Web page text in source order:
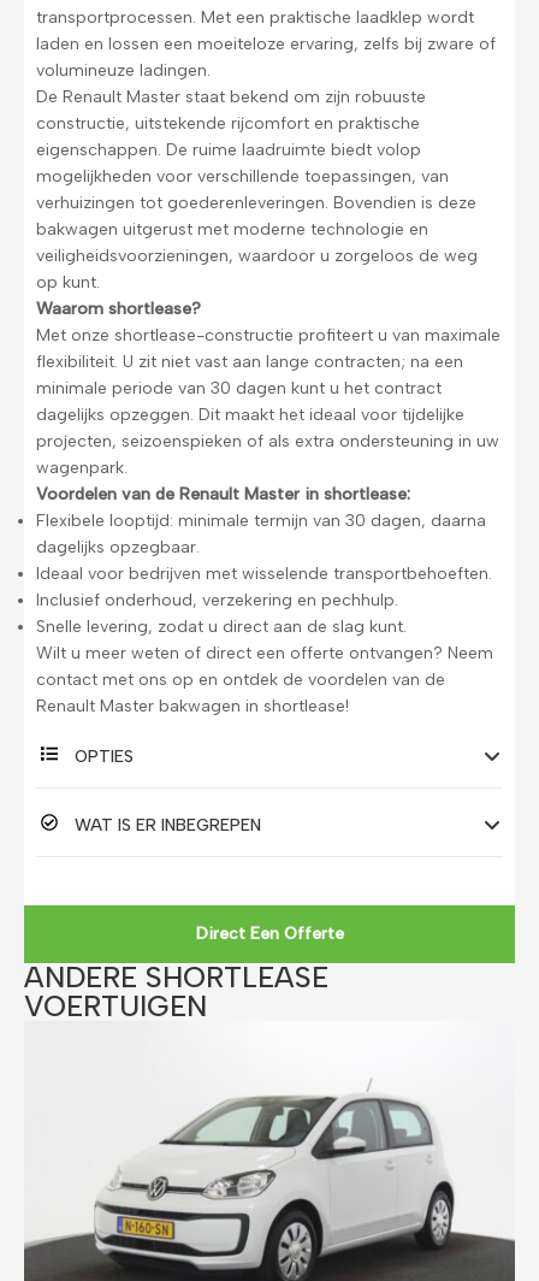
transportprocessen. Met een praktische laadklep wordt
laden en lossen een moeiteloze ervaring, zelfs bij zware of
volumineuze ladingen.
De Renault Master staat bekend om zijn robuuste
constructie, uitstekende rijcomfort en praktische
eigenschappen. De ruime laadruimte biedt volop
mogelijkheden voor verschillende toepassingen, van
verhuizingen tot goederenleveringen. Bovendien is deze
bakwagen uitgerust met moderne technologie en
veiligheidsvoorzieningen, waardoor u zorgeloos de weg
op kunt.
Waarom shortlease?
Met onze shortlease-constructie profiteert u van maximale
flexibiliteit. U zit niet vast aan lange contracten; na een
minimale periode van 30 dagen kunt u het contract
dagelijks opzeggen. Dit maakt het ideaal voor tijdelijke
projecten, seizoenspieken of als extra ondersteuning in uw
wagenpark.
Voordelen van de Renault Master in shortlease:
Flexibele looptijd: minimale termijn van 30 dagen, daarna
dagelijks opzegbaar.
Ideaal voor bedrijven met wisselende transportbehoeften.
Inclusief onderhoud, verzekering en pechhulp.
Snelle levering, zodat u direct aan de slag kunt.
Wilt u meer weten of direct een offerte ontvangen? Neem
contact met ons op en ontdek de voordelen van de
Renault Master bakwagen in shortlease!
OPTIES
WAT IS ER INBEGREPEN
Direct Een Offerte
ANDERE SHORTLEASE
VOERTUIGEN​